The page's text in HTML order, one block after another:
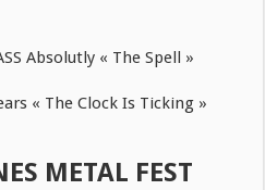
« The Spell »
The Clock Is Ticking »
METAL FEST